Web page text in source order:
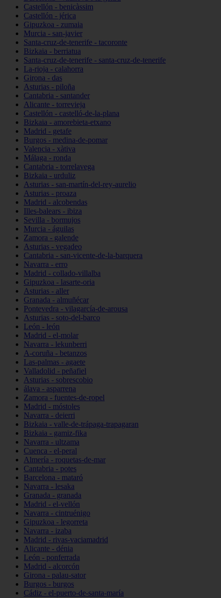
Castellón - benicàssim
Castellón - jérica
Gipuzkoa - zumaia
Murcia - san-javier
Santa-cruz-de-tenerife - tacoronte
Bizkaia - berriatua
Santa-cruz-de-tenerife - santa-cruz-de-tenerife
La-rioja - calahorra
Girona - das
Asturias - piloña
Cantabria - santander
Alicante - torrevieja
Castellón - castelló-de-la-plana
Bizkaia - amorebieta-etxano
Madrid - getafe
Burgos - medina-de-pomar
Valencia - xàtiva
Málaga - ronda
Cantabria - torrelavega
Bizkaia - urduliz
Asturias - san-martín-del-rey-aurelio
Asturias - proaza
Madrid - alcobendas
Illes-balears - ibiza
Sevilla - bormujos
Murcia - águilas
Zamora - galende
Asturias - vegadeo
Cantabria - san-vicente-de-la-barquera
Navarra - erro
Madrid - collado-villalba
Gipuzkoa - lasarte-oria
Asturias - aller
Granada - almuñécar
Pontevedra - vilagarcía-de-arousa
Asturias - soto-del-barco
León - león
Madrid - el-molar
Navarra - lekunberri
A-coruña - betanzos
Las-palmas - agaete
Valladolid - peñafiel
Asturias - sobrescobio
álava - asparrena
Zamora - fuentes-de-ropel
Madrid - móstoles
Navarra - deierri
Bizkaia - valle-de-trápaga-trapagaran
Bizkaia - gamiz-fika
Navarra - ultzama
Cuenca - el-peral
Almería - roquetas-de-mar
Cantabria - potes
Barcelona - mataró
Navarra - lesaka
Granada - granada
Madrid - el-vellón
Navarra - cintruénigo
Gipuzkoa - legorreta
Navarra - izaba
Madrid - rivas-vaciamadrid
Alicante - dénia
León - ponferrada
Madrid - alcorcón
Girona - palau-sator
Burgos - burgos
Cádiz - el-puerto-de-santa-maría